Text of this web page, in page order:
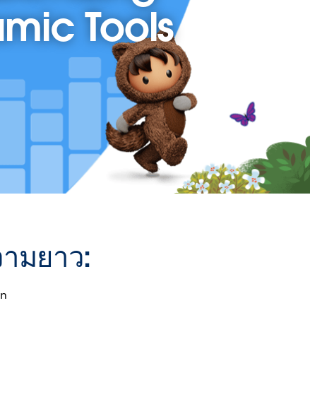
Tools
มยาว: